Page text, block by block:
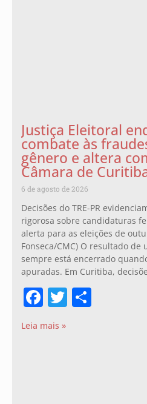
Justiça Eleitoral
combate às
gênero e altera
Câmara de
6 de agosto de 2026
Decisões do TRE-PR
rigorosa sobre candidaturas
alerta para as eleições de
Fonseca/CMC) O resultado de
sempre está encerrado
apuradas. Em Curitiba,
Facebook
Twitter
Leia mais »